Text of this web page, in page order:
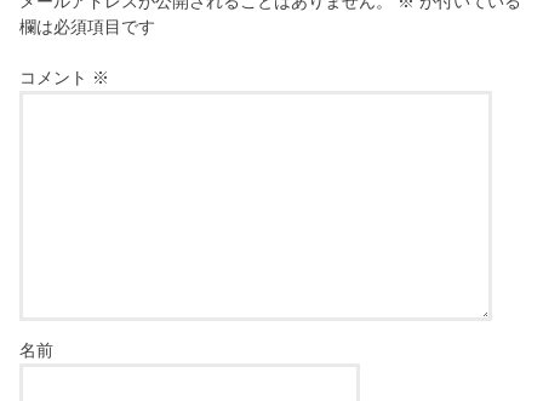
欄は必須項目です
コメント ※
名前